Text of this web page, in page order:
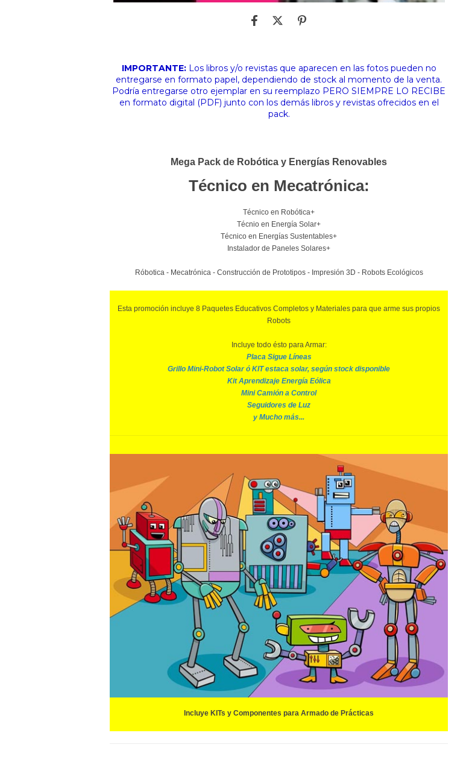
IMPORTANTE:Los libros y/o revistas que aparecen en las fotos pueden no
entregarse en formato papel, dependiendo de stock al momento de la venta.
Podría entregarse otro ejemplar en su reemplazo PERO SIEMPRE LO RECIBE
en formato digital (PDF) junto con los demás libros y revistas ofrecidos en el
pack.
Mega Pack de Robótica y Energías Renovables
Técnico en Mecatrónica:
Técnico en Robótica+
Técnio en Energía Solar+
Técnico en Energías Sustentables+
Instalador de Paneles Solares+
Róbotica - Mecatrónica - Construcción de Prototipos - Impresión 3D - Robots Ecológicos
Esta promoción incluye 8 Paquetes Educativos Completos y Materiales para que arme sus propios
Robots
Incluye todo ésto para Armar:
Placa Sigue Líneas
Grillo Mini-Robot Solar ó KIT estaca solar, según stock disponible
Kit Aprendizaje Energía Eólica
Mini Camión a Control
Seguidores de Luz
y Mucho más...
Incluye KITs y Componentes para Armado de Prácticas